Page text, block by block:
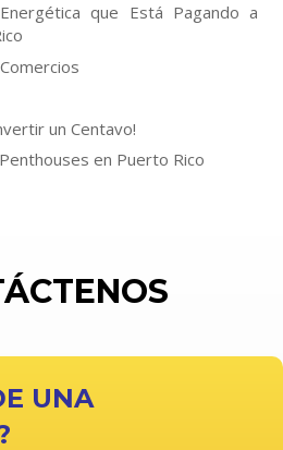
que Está Pagando a
un Centavo!
en Puerto Rico
UNA